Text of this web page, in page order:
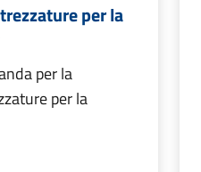
per la
per la
per la